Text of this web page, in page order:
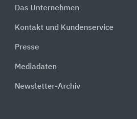
Das Unternehmen
Kontakt und Kundenservice
Presse
Mediadaten
Newsletter-Archiv